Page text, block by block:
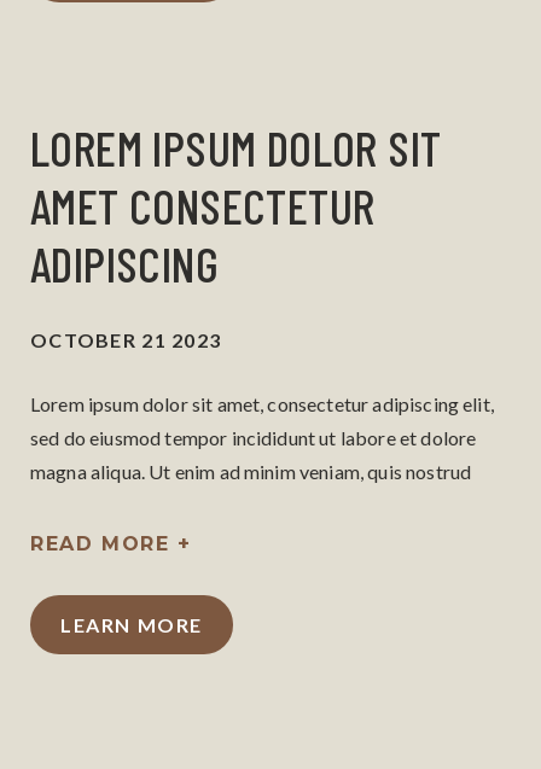
LOREM IPSUM DOLOR SIT
AMET CONSECTETUR
ADIPISCING
OCTOBER 21 2023
Lorem ipsum dolor sit amet, consectetur adipiscing elit,
sed do eiusmod tempor incididunt ut labore et dolore
magna aliqua. Ut enim ad minim veniam, quis nostrud
commodo consequat.
READ MORE +
LEARN MORE